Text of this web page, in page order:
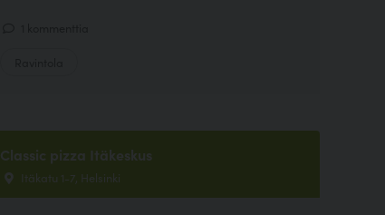
Classic pizza Itäkeskus
Itäkatu 1-7, Helsinki